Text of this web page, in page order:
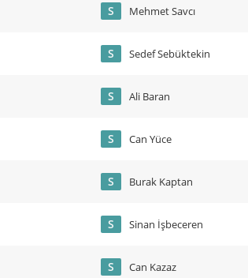
S Mehmet Savcı
S Sedef Sebüktekin
S Ali Baran
S Can Yüce
S Burak Kaptan
S Sinan İşbeceren
S Can Kazaz